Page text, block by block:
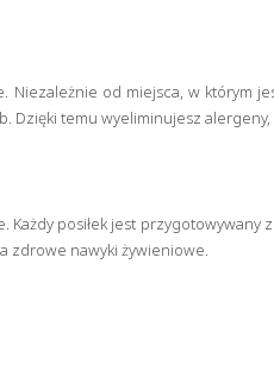
od miejsca, w
temu wyeliminujesz
posiłek jest
zdrowe nawyki żywieniowe.